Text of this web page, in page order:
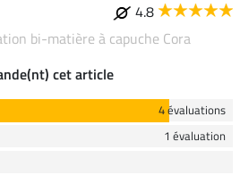
4.8
bi-matière à capuche Cora
cet article
4 évaluations
1 évaluation